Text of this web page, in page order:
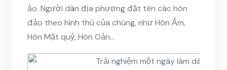
ảo. Người dân địa phương đặt tên các hòn
đảo theo hình thù của chúng, như Hòn Ấm,
Hòn Mặt quỷ, Hòn Oản…